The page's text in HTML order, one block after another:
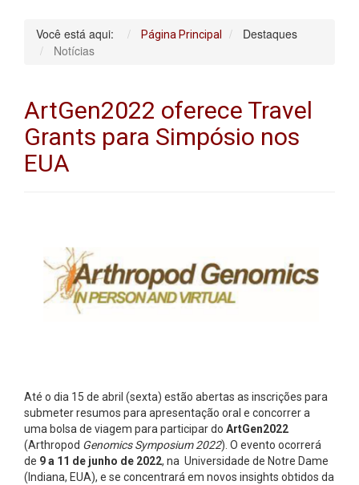
Você está aqui: Página Principal
Destaques
Notícias
ArtGen2022 oferece Travel
Grants para Simpósio nos
EUA
Até o dia 15 de abril (sexta) estão abertas as inscrições para
submeter resumos para apresentação oral e concorrer a
uma bolsa de viagem para participar do ArtGen2022
(Arthropod Genomics Symposium 2022). O evento ocorrerá
de 9 a 11 de junho de 2022, na Universidade de Notre Dame
(Indiana, EUA), e se concentrará em novos insights obtidos da